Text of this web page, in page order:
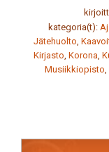
kategoria(t):
Jätehuolto,
Kirjasto, Korona,
Musiikkiopisto,